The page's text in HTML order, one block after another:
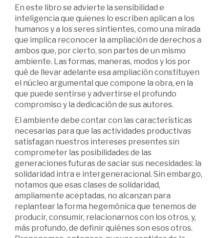
En este libro se advierte la sensibilidad e
inteligencia que quienes lo escriben aplican a los
humanos y a los seres sintientes, como una mirada
que implica reconocer la ampliación de derechos a
ambos que, por cierto, son partes de un mismo
ambiente. Las formas, maneras, modos y los por
qué de llevar adelante esa ampliación constituyen
el núcleo argumental que compone la obra, en la
que puede sentirse y advertirse el profundo
compromiso y la dedicación de sus autores.
El ambiente debe contar con las características
necesarias para que las actividades productivas
satisfagan nuestros intereses presentes sin
comprometer las posibilidades de las
generaciones futuras de saciar sus necesidades: la
solidaridad intra e intergeneracional. Sin embargo,
notamos que esas clases de solidaridad,
ampliamente aceptadas, no alcanzan para
replantear la forma hegemónica que tenemos de
producir, consumir, relacionarnos con los otros, y,
más profundo, de definir quiénes son esos otros.